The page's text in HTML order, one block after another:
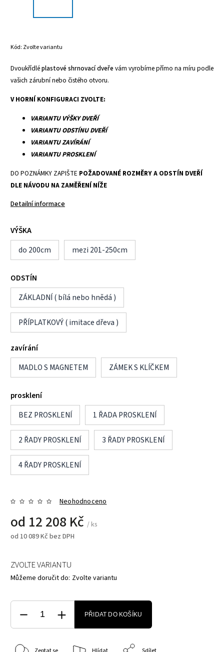
Kód: Zvolte variantu
Dvoukřídléplastové shrnovací dveře vám vyrobíme přímo na míru podle
vašich zárubní nebo čistého otvoru.
V HORNÍ KONFIGURACI ZVOLTE:
VARIANTU VÝŠKY DVEŘÍ
VARIANTU ODSTÍNU DVEŘÍ
VARIANTU ZAVÍRÁNÍ
VARIANTU PROSKLENÍ
DO POZNÁMKY ZAPIŠTE POŽADOVANÉ ROZMĚRY A ODSTÍN DVEŘÍ
DLE NÁVODU NA ZAMĚŘENÍ NÍŽE
Detailní informace
VÝŠKA
do 200cm
mezi 201-250cm
ODSTÍN
ZÁKLADNÍ ( bílá nebo hnědá )
PŘÍPLATKOVÝ ( imitace dřeva )
zavírání
MADLO S MAGNETEM
ZÁMEK S KLÍČKEM
prosklení
BEZ PROSKLENÍ
1 ŘADA PROSKLENÍ
2 ŘADY PROSKLENÍ 3 ŘADY PROSKLENÍ
4 ŘADY PROSKLENÍ
Neohodnoceno
od 12 208 Kč / ks
od 10 089 Kč bez DPH
ZVOLTE VARIANTU
Můžeme doručit do: Zvolte variantu
PŘIDAT DO KOŠÍKU